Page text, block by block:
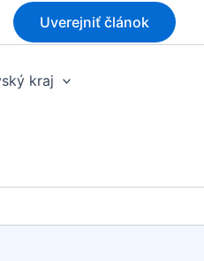
Uverejniť článok
kraj